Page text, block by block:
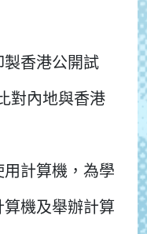
香港公開試
對內地與香港
用計算機，為學
機及舉辦計算